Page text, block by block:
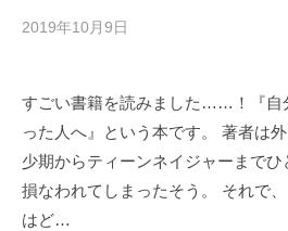
2019年10月9日
e
r
w
a
すごい書籍を読みました……！『自
った人へ』という本です。 著者は
少期からティーンネイジャーまで
損なわれてしまったそう。 それで
はど…